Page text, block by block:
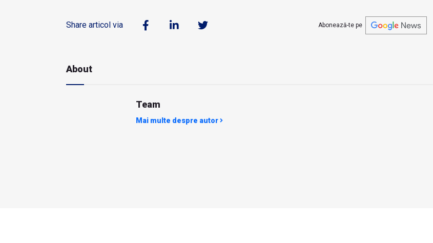
Share articol via Abonează-te pe
About
Team
Mai multe despre autor